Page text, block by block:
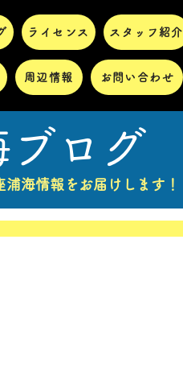
ライセンス スタッフ紹介
周辺情報 お問い合わせ
ブログ
浦海情報をお届けします！